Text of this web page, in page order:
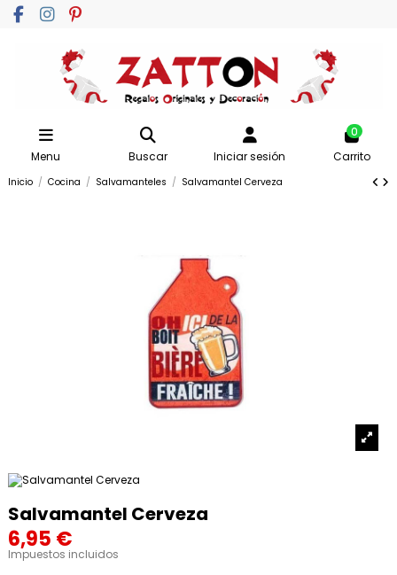
Menu Buscar Iniciar sesión
0
Carrito
Inicio Cocina Salvamanteles Salvamantel Cerveza
Salvamantel Cerveza
6,95 €
Impuestos incluidos